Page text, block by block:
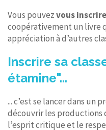
Vous pouvezvous
coopérativement un livre
appréciation à d’autres
Inscrire sa
étamine"...
... c’est se lancer dans un
découvrir les productions
l’esprit critique et le